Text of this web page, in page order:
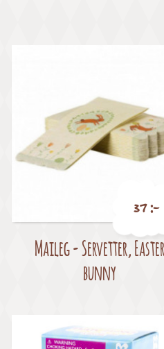
Pris
37 :-
Maileg - Servetter, Easter
bunny